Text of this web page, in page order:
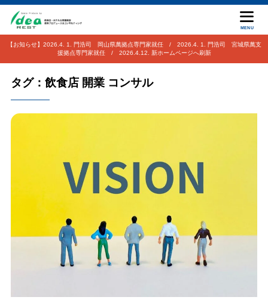
MENU
【お知らせ】2026.4. 1. 門浩司 岡山県萬拠点専門家就任 / 2026.4. 1. 門浩司 宮城県萬支
援拠点専門家就任 / 2026.4.12. 新ホームページへ刷新
タグ：飲食店 開業 コンサル